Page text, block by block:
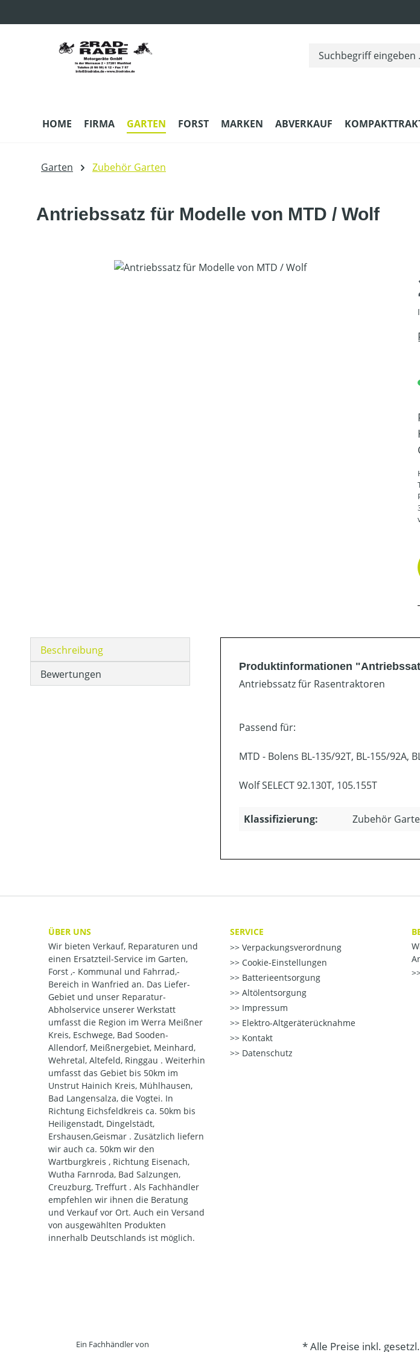
HOME FIRMA GARTEN FORST MARKEN ABVERKAUF
Garten Zubehör Garten
Antriebssatz für Modelle von MTD / Wolf
Bildergalerie überspringen
Beschreibung
Bewertungen
Produktinformationen
Antriebssatz für Rasentraktoren
Passend für:
MTD - Bolens BL-135/92T, BL-155/92A,
Wolf SELECT 92.130T, 105.155T
Klassifizierung: Zubehör
ÜBER UNS
Wir bieten Verkauf, Reparaturen und
einen Ersatzteil-Service im Garten,
Forst ,- Kommunal und Fahrrad,-
Bereich in Wanfried an. Das Liefer-
Gebiet und unser Reparatur-
Abholservice unserer Werkstatt
umfasst die Region im Werra Meißner
Kreis, Eschwege, Bad Sooden-
Allendorf, Meißnergebiet, Meinhard,
Wehretal, Altefeld, Ringgau . Weiterhin
umfasst das Gebiet bis 50km im
Unstrut Hainich Kreis, Mühlhausen,
Bad Langensalza, die Vogtei. In
Richtung Eichsfeldkreis ca. 50km bis
Heiligenstadt, Dingelstädt,
Ershausen,Geismar . Zusätzlich liefern
wir auch ca. 50km wir den
Wartburgkreis , Richtung Eisenach,
Wutha Farnroda, Bad Salzungen,
Creuzburg, Treffurt . Als Fachhändler
empfehlen wir ihnen die Beratung
und Verkauf vor Ort. Auch ein Versand
von ausgewählten Produkten
innerhalb Deutschlands ist möglich.
SERVICE
Verpackungsverordnung
Cookie-Einstellungen
Batterieentsorgung
Altölentsorgung
Impressum
Elektro-Altgeräterücknahme
Kontakt
Datenschutz
Ein Fachhändler von * Alle Preise inkl.